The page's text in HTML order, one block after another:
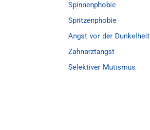
Spinnenphobie
Spritzenphobie
Angst vor der Dunkelheit
Zahnarztangst
Selektiver Mutismus